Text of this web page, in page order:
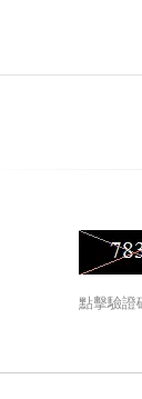
點擊驗證